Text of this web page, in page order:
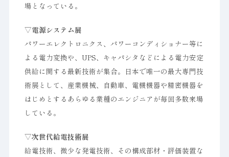
場となっている。
▽電源システム展
パワーエレクトロニクス、パワーコンディショナー等に
よる電力変換や、UPS、キャパシタなどによる電力安定
供給に関する最新技術が集合。日本で唯一の最大専門技
術展として、産業機械、自動車、電機機器や精密機器を
はじめとするあらゆる業種のエンジニアが毎回多数来場
している。
▽次世代給電技術展
給電技術、微少な発電技術、その構成部材・評価装置な